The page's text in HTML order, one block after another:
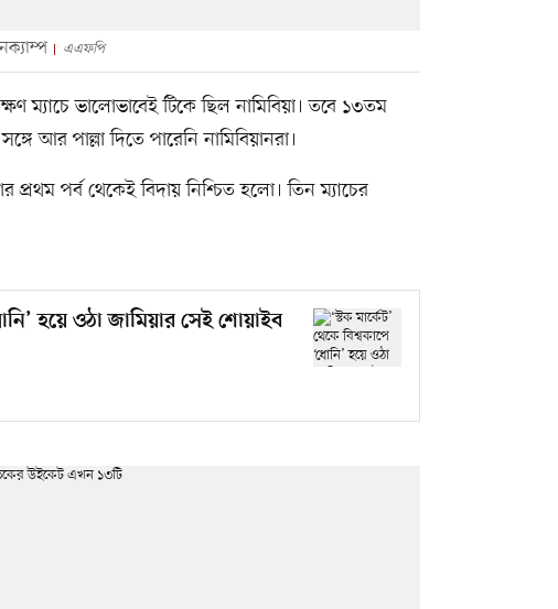
এএফপি
ম্যাচে ভালোভাবেই টিকে ছিল নামিবিয়া। তবে ১৩তম
আর পাল্লা দিতে পারেনি নামিবিয়ানরা।
প্রথম পর্ব থেকেই বিদায় নিশ্চিত হলো। তিন ম্যাচের
হয়ে ওঠা জামিয়ার সেই শোয়াইব